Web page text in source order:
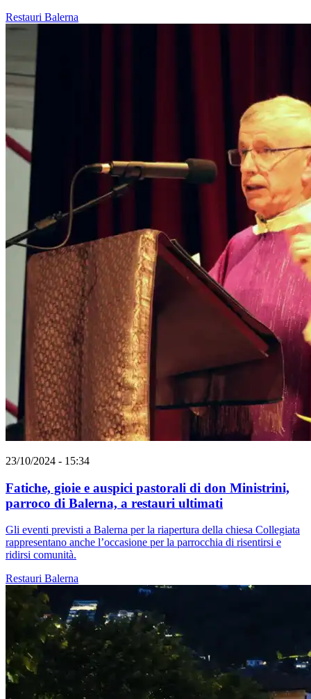
Restauri Balerna
23/10/2024 - 15:34
Fatiche, gioie e auspici pastorali di don Ministrini,
parroco di Balerna, a restauri ultimati
Gli eventi previsti a Balerna per la riapertura della chiesa Collegiata
rappresentano anche l’occasione per la parrocchia di risentirsi e
ridirsi comunità.
Restauri Balerna